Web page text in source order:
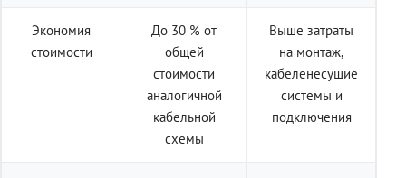
Экономия
стоимости
До 30 % от
общей
стоимости
аналогичной
кабельной
схемы
Выше затраты
на монтаж,
кабеленесущие
системы и
подключения